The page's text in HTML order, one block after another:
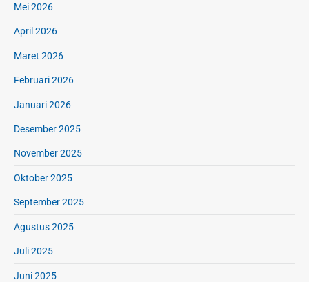
l
m
a
a
n
k
Mei 2026
April 2026
Maret 2026
Februari 2026
Januari 2026
Desember 2025
November 2025
Oktober 2025
September 2025
Agustus 2025
Juli 2025
Juni 2025